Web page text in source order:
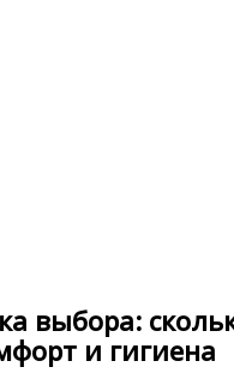
выбора:
и гигиена